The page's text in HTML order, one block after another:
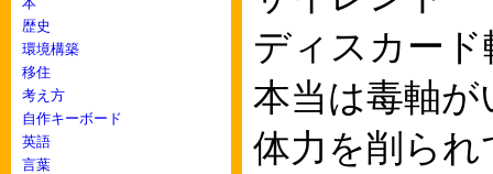
歴史
環境構築
移住
考え方
自作キーボード
英語
言葉
ディスカード
本当は毒軸
体力を削ら